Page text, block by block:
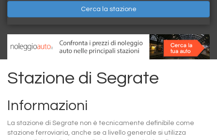
Cerca la stazione
Stazione di Segrate
Informazioni
La stazione di Segrate non è tecnicamente definibile come
stazione ferroviaria, anche se a livello generale si utilizza